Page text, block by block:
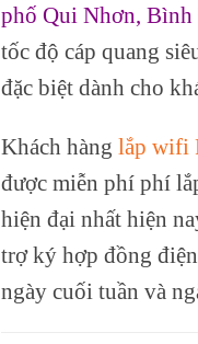
phố Qui Nhơn,
tốc độ cáp quang
đặc biệt dành cho
Khách hàng lắp wifi
được miễn phí phí
hiện đại nhất hiện
trợ ký hợp đồng
ngày cuối tuần và